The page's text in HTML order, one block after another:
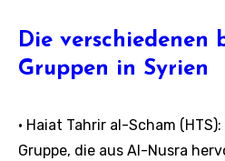
Die verschiedenen
Gruppen in Syrien
• Haiat Tahrir al-Scham
Gruppe, die aus Al-Nusra